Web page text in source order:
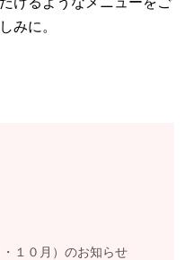
みに。
１０月）のお知らせ